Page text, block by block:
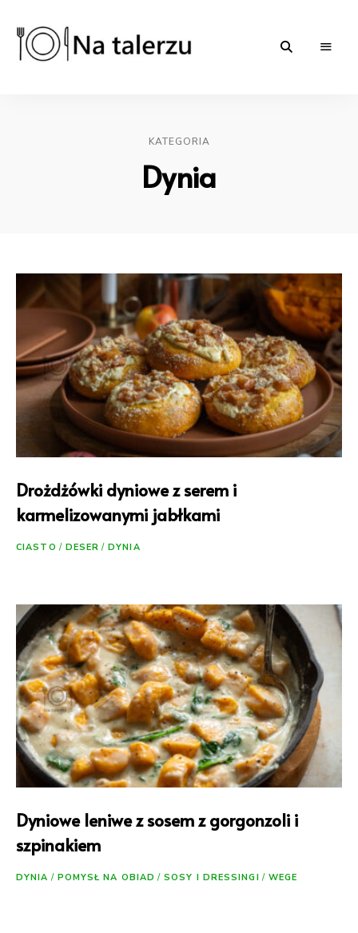
KATEGORIA
Dynia
Drożdżówki dyniowe z serem i
karmelizowanymi jabłkami
CIASTO / DESER / DYNIA
Dyniowe leniwe z sosem z gorgonzoli i
szpinakiem
DYNIA / POMYSŁ NA OBIAD / SOSY I DRESSINGI / WEGE